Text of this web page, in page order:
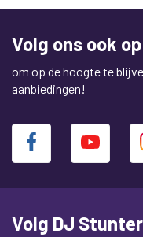
Volg ons ook
om op de hoogte te
aanbiedingen!
Volg DJ